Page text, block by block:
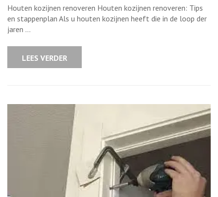
houten
kozijnen:
Tips
Houten kozijnen renoveren Houten kozijnen renoveren: Tips
en stappenplan Als u houten kozijnen heeft die in de loop der
jaren …
LEES VERDER